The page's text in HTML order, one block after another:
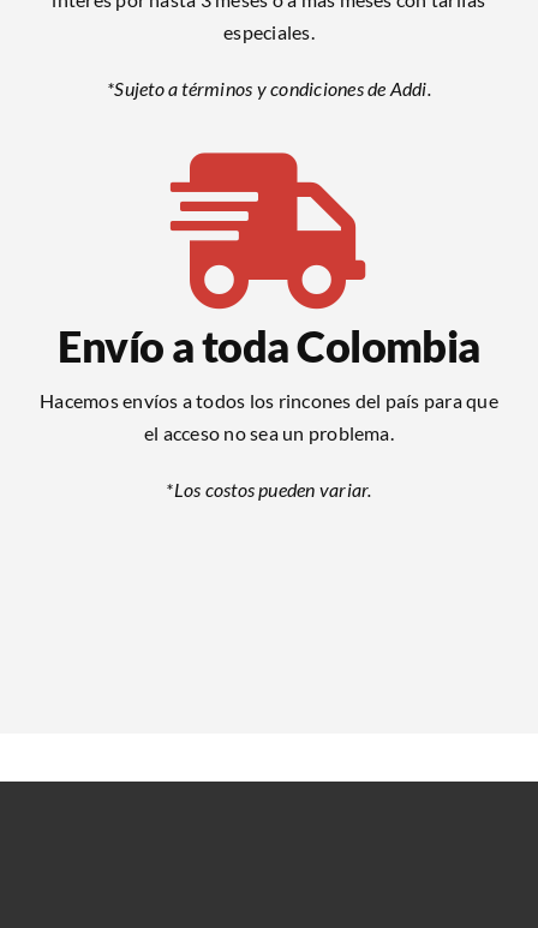
especiales.
*Sujeto a términos y condiciones de Addi.
Envío a toda Colombia
Hacemos envíos a todos los rincones del país para que
el acceso no sea un problema.
*Los costos pueden variar.